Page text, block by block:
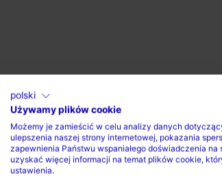
polski
Używamy plików cookie
Możemy je zamieścić w celu analizy danych
ulepszenia naszej strony internetowej, pokazania
zapewnienia Państwu wspaniałego doświadczenia na
uzyskać więcej informacji na temat plików cookie,
ustawienia.